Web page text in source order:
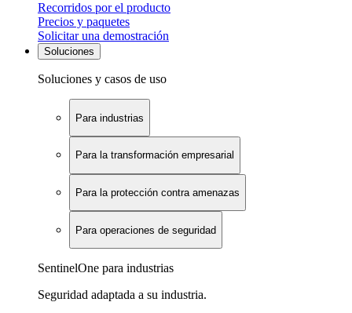
Recorridos por el producto
Precios y paquetes
Solicitar una demostración
Soluciones
Soluciones y casos de uso
Para industrias
Para la transformación empresarial
Para la protección contra amenazas
Para operaciones de seguridad
SentinelOne para industrias
Seguridad adaptada a su industria.